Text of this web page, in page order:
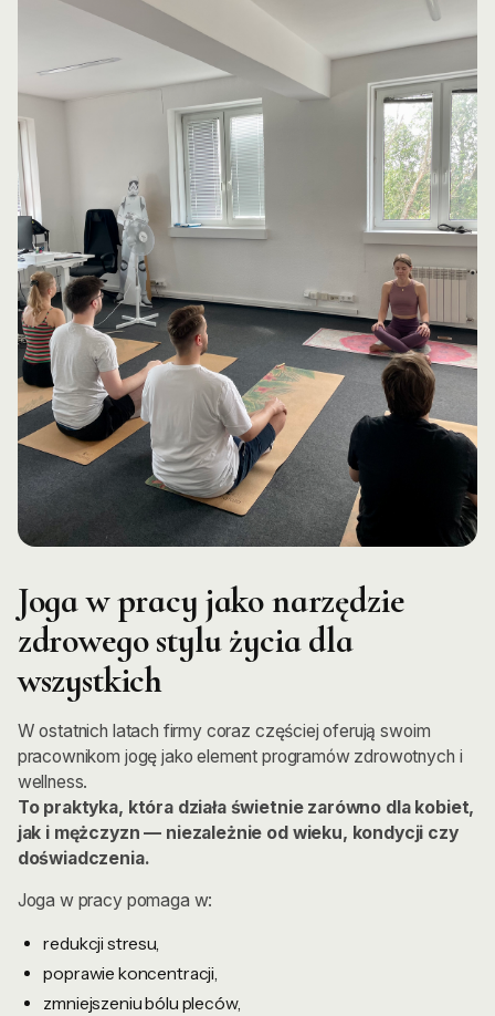
Joga w pracy jako narzędzie
zdrowego stylu życia dla
wszystkich
W ostatnich latach firmy coraz częściej oferują swoim
pracownikom jogę jako element programów zdrowotnych i
wellness.
To praktyka, która działa świetnie zarówno dla kobiet,
jak i mężczyzn — niezależnie od wieku, kondycji czy
doświadczenia.
Joga w pracy pomaga w:
redukcji stresu,
poprawie koncentracji,
zmniejszeniu bólu pleców,